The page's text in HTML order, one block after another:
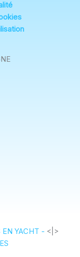
EN YACHT - <|>